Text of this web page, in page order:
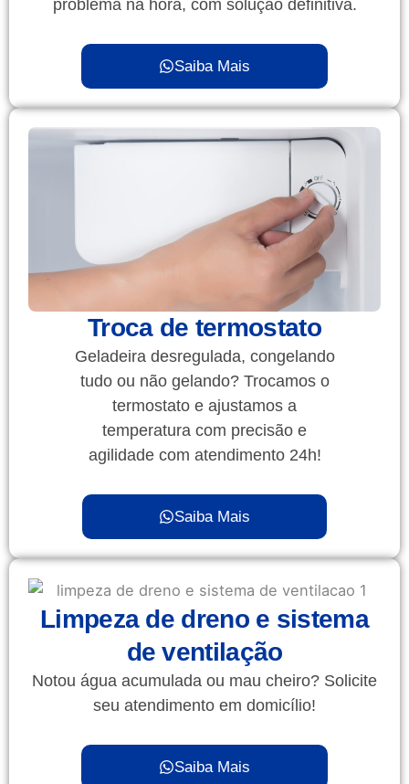
problema na hora, com solução definitiva.
Saiba Mais
Troca de termostato
Geladeira desregulada, congelando
tudo ou não gelando? Trocamos o
termostato e ajustamos a
temperatura com precisão e
agilidade com atendimento 24h!
Saiba Mais
Limpeza de dreno e sistema
de ventilação
Notou água acumulada ou mau cheiro? Solicite
seu atendimento em domicílio!
Saiba Mais